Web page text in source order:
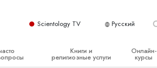
Scientology TV Русский
Книги и
религиозные услуги
Онлайн-
курсы